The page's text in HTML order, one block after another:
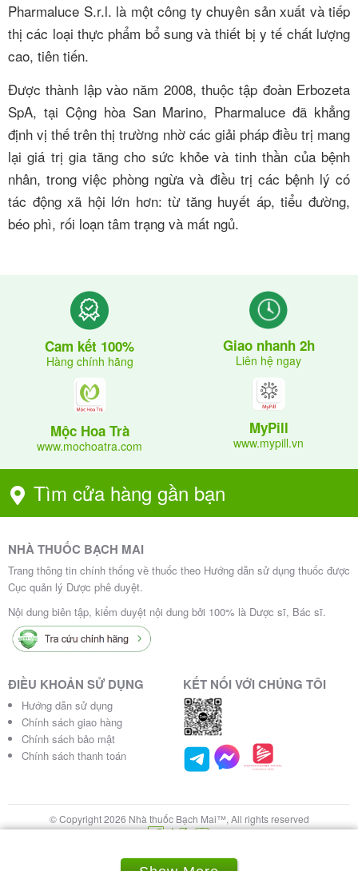
Pharmaluce S.r.l. là một công ty chuyên sản xuất và tiếp
thị các loại thực phẩm bổ sung và thiết bị y tế chất lượng
cao, tiên tiến.
Được thành lập vào năm 2008, thuộc tập đoàn Erbozeta
SpA, tại Cộng hòa San Marino, Pharmaluce đã khẳng
định vị thế trên thị trường nhờ các giải pháp điều trị mang
lại giá trị gia tăng cho sức khỏe và tinh thần của bệnh
nhân, trong việc phòng ngừa và điều trị các bệnh lý có
tác động xã hội lớn hơn: từ tăng huyết áp, tiểu đường,
béo phì, rối loạn tâm trạng và mất ngủ.
Cam kết 100%
Hàng chính hãng
Giao nhanh 2h
Liên hệ ngay
Mộc Hoa Trà
www.mochoatra.com
MyPill
www.mypill.vn
Tìm cửa hàng gần bạn
NHÀ THUỐC BẠCH MAI
Trang thông tin chính thống về thuốc theo Hướng dẫn sử dụng thuốc được
Cục quản lý Dược phê duyệt.
Nội dung biên tập, kiểm duyệt nội dung bởi 100% là Dược sĩ, Bác sĩ.
ĐIỀU KHOẢN SỬ DỤNG
Hướng dẫn sử dụng
Chính sách giao hàng
Chính sách bảo mật
Chính sách thanh toán
KẾT NỐI VỚI CHÚNG TÔI
© Copyright 2026 Nhà thuốc Bạch Mai™, All rights reserved